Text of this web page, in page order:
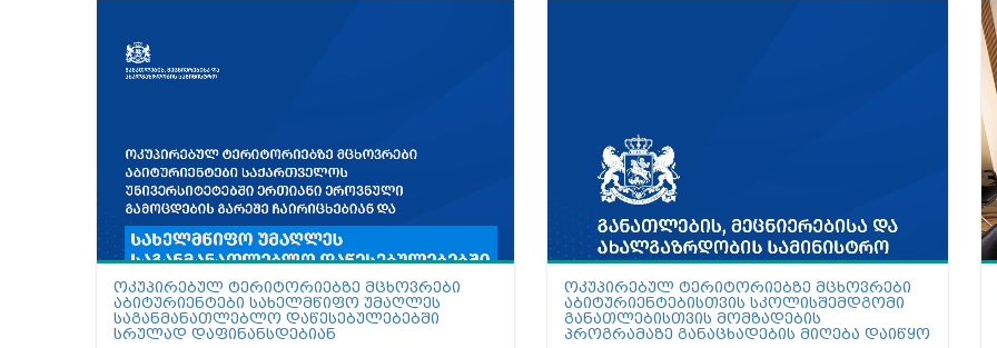
ოკუპირებულ ტერიტორიებზე მცხოვრები
აბიტურიენტები სახელმწიფო უმაღლეს
საგანმანათლებლო დაწესებულებებში
სრულად დაფინანსდებიან
ოკუპირებულ ტერიტორიებზე მცხოვრები
აბიტურიენტებისთვის სკოლისშემდგომი
განათლებისთვის მომზადების
პროგრამაზე განაცხადების მიღება დაიწყო